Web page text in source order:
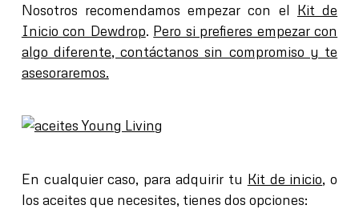
Nosotros recomendamos empezar con el Kit de
Inicio con Dewdrop. Pero si prefieres empezar con
algo diferente, contáctanos sin compromiso y te
asesoraremos.
En cualquier caso, para adquirir tu Kit de inicio, o
los aceites que necesites, tienes dos opciones: